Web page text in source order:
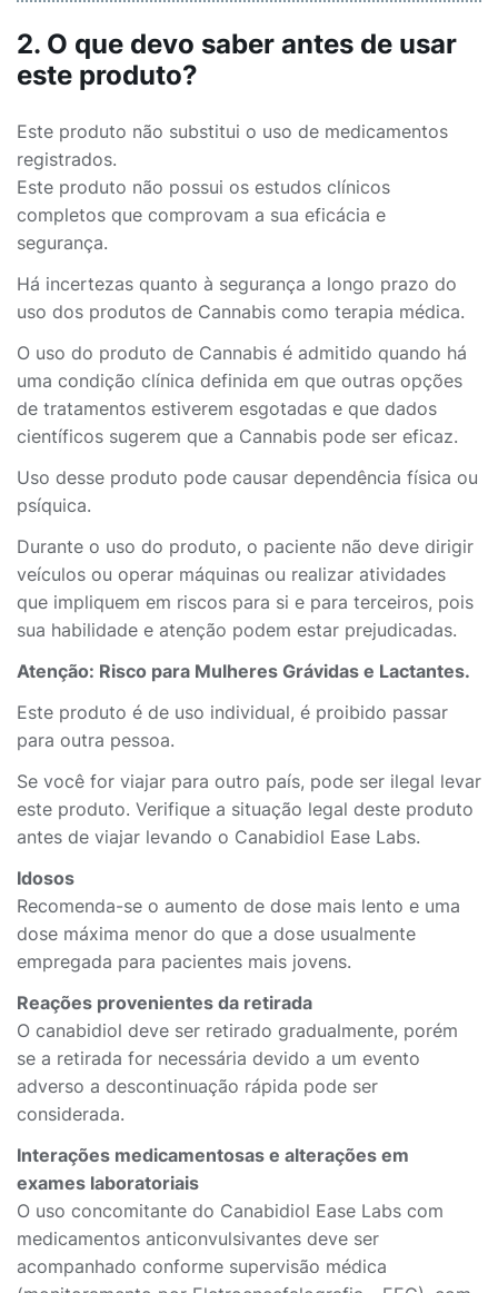
2. O que devo saber antes de usar
este produto?
Este produto não substitui o uso de medicamentos
registrados.
Este produto não possui os estudos clínicos
completos que comprovam a sua eficácia e
segurança.
Há incertezas quanto à segurança a longo prazo do
uso dos produtos de Cannabis como terapia médica.
O uso do produto de Cannabis é admitido quando há
uma condição clínica definida em que outras opções
de tratamentos estiverem esgotadas e que dados
científicos sugerem que a Cannabis pode ser eficaz.
Uso desse produto pode causar dependência física ou
psíquica.
Durante o uso do produto, o paciente não deve dirigir
veículos ou operar máquinas ou realizar atividades
que impliquem em riscos para si e para terceiros, pois
sua habilidade e atenção podem estar prejudicadas.
Atenção: Risco para Mulheres Grávidas e Lactantes.
Este produto é de uso individual, é proibido passar
para outra pessoa.
Se você for viajar para outro país, pode ser ilegal levar
este produto. Verifique a situação legal deste produto
antes de viajar levando o Canabidiol Ease Labs.
Idosos
Recomenda-se o aumento de dose mais lento e uma
dose máxima menor do que a dose usualmente
empregada para pacientes mais jovens.
Reações provenientes da retirada
O canabidiol deve ser retirado gradualmente, porém
se a retirada for necessária devido a um evento
adverso a descontinuação rápida pode ser
considerada.
Interações medicamentosas e alterações em
exames laboratoriais
O uso concomitante do Canabidiol Ease Labs com
medicamentos anticonvulsivantes deve ser
acompanhado conforme supervisão médica